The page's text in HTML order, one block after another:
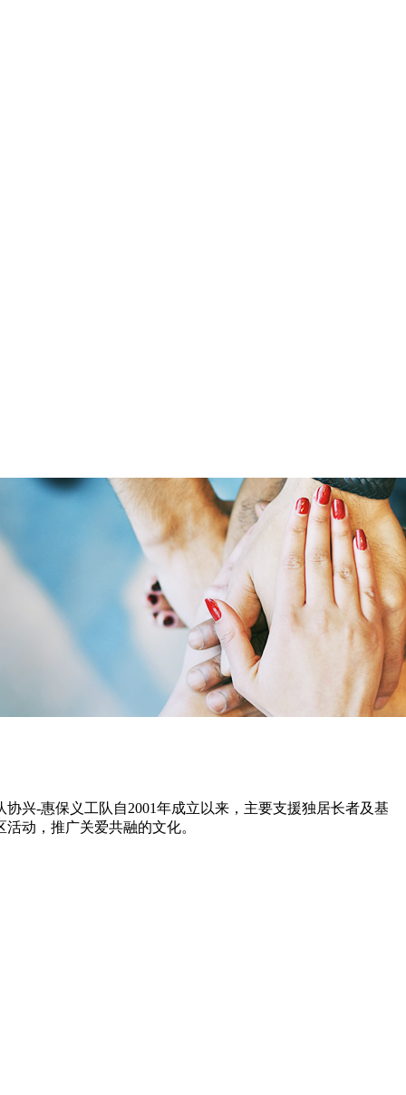
兴-惠保义工队自2001年成立以来，主要支援独居长者及基
动，推广关爱共融的文化。